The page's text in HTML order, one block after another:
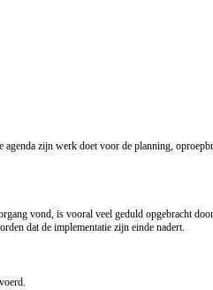
zijn werk doet voor de planning,
vond, is vooral veel geduld opgebracht
dat de implementatie zijn einde nadert.